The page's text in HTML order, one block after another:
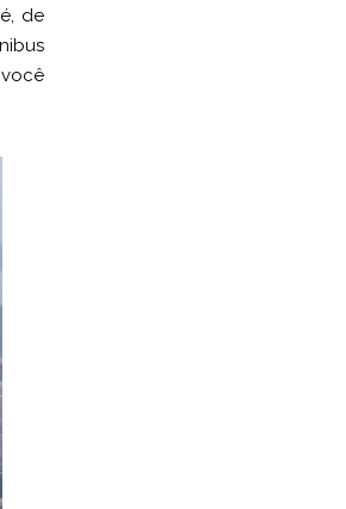
de